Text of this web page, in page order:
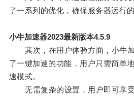
了一系列的优化，确保服务器运行
小牛加速器2023最新版本4.5.9
其次，在用户体验方面，小牛加
了一键加速的功能，用户只需简单
速模式。
无需复杂的设置，用户即可享受